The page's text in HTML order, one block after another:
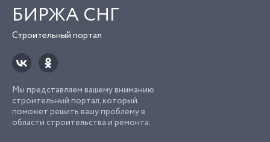
БИРЖА СНГ
Строительный портал
Мы представляем вашему вниманию
строительный портал, который
поможет решить вашу проблему в
области строительства и ремонта.